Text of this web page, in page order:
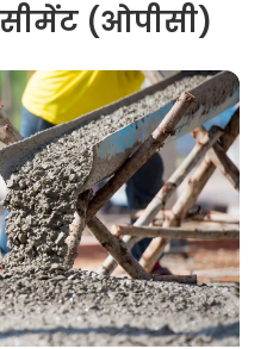
सीमेंट (ओपीसी)